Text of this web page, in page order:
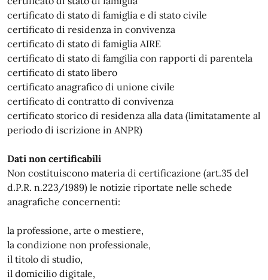
certificato di stato di famiglia e di stato civile
certificato di residenza in convivenza
certificato di stato di famiglia AIRE
certificato di stato di famgilia con rapporti di parentela
certificato di stato libero
certificato anagrafico di unione civile
certificato di contratto di convivenza
certificato storico di residenza alla data (limitatamente al
periodo di iscrizione in ANPR)
Dati non certificabili
Non costituiscono materia di certificazione (art.35 del
d.P.R. n.223/1989) le notizie riportate nelle schede
anagrafiche concernenti:
la professione, arte o mestiere,
la condizione non professionale,
il titolo di studio,
il domicilio digitale,